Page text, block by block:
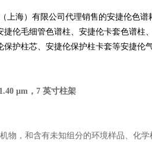
上海）有限公司代理销售的安捷伦色
伦毛细管色谱柱、安捷伦卡套色谱柱
护柱芯、安捷伦保护柱卡套等安捷伦
µm，7 英寸柱架
物，和含有未知组分的环境样品、化